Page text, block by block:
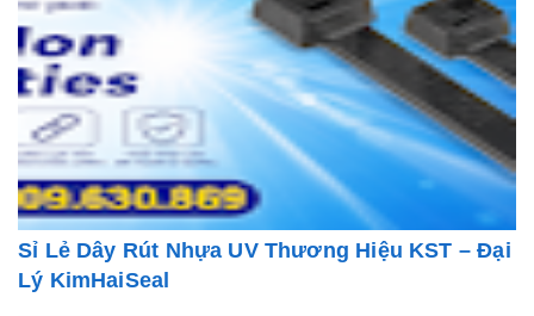
Sỉ Lẻ Dây Rút Nhựa UV Thương Hiệu KST – Đại
Lý KimHaiSeal